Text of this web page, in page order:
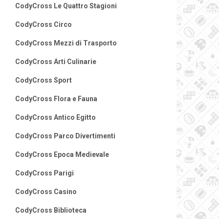
CodyCross Le Quattro Stagioni
CodyCross Circo
CodyCross Mezzi di Trasporto
CodyCross Arti Culinarie
CodyCross Sport
CodyCross Flora e Fauna
CodyCross Antico Egitto
CodyCross Parco Divertimenti
CodyCross Epoca Medievale
CodyCross Parigi
CodyCross Casino
CodyCross Biblioteca